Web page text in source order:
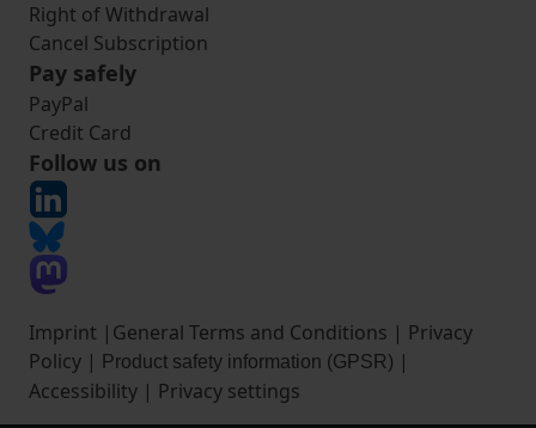
Right of Withdrawal
Cancel Subscription
Pay safely
PayPal
Credit Card
Follow us on
Imprint | General Terms and Conditions | Privacy
Policy | Product safety information (GPSR) |
Accessibility | Privacy settings